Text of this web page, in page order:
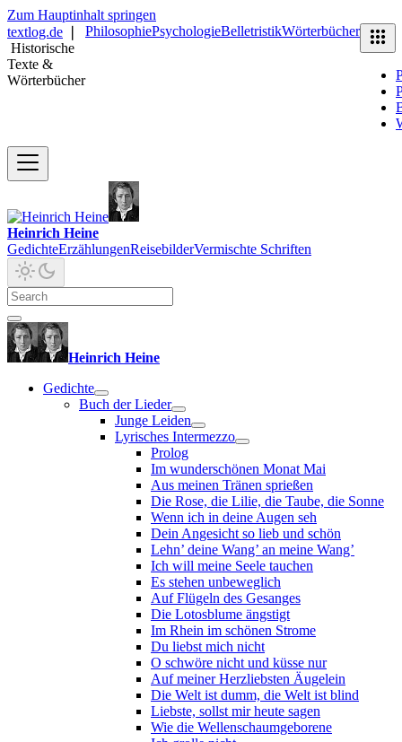
Zum Hauptinhalt springen
textlog.de
Historische
Texte &
Wörterbücher
PhilosophiePsychologieBelletristikWörterbücher
Heinrich Heine
GedichteErzählungenReisebilderVermischte Schriften
Heinrich Heine
Gedichte
Buch der Lieder
Junge Leiden
Lyrisches Intermezzo
Prolog
Im wunderschönen Monat Mai
Aus meinen Tränen sprießen
Die Rose, die Lilie, die Taube, die Sonne
Wenn ich in deine Augen seh
Dein Angesicht so lieb und schön
Lehn’ deine Wang’ an meine Wang’
Ich will meine Seele tauchen
Es stehen unbeweglich
Auf Flügeln des Gesanges
Die Lotosblume ängstigt
Im Rhein im schönen Strome
Du liebst mich nicht
O schwöre nicht und küsse nur
Auf meiner Herzliebsten Äugelein
Die Welt ist dumm, die Welt ist blind
Liebste, sollst mir heute sagen
Wie die Wellenschaumgeborene